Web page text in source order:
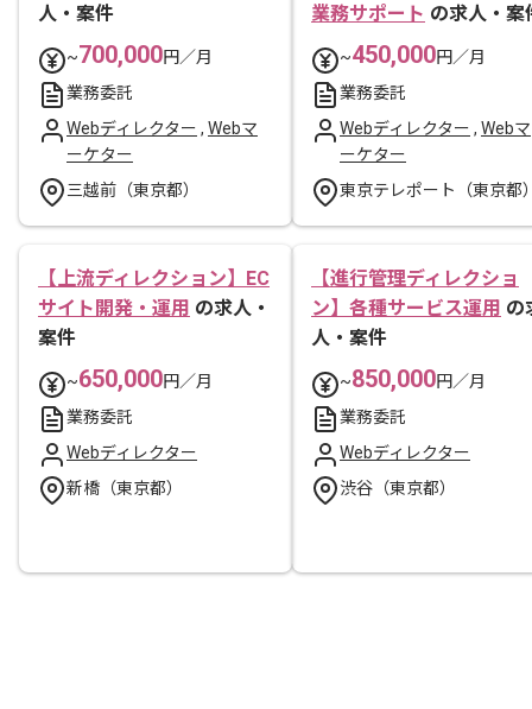
人・案件
~700,000円／月
業務委託
Webディレクター , Webマ
ーケター
三越前（東京都）
業務サポート の求人・案
~450,000円／月
業務委託
Webディレクター , Webマ
ーケター
東京テレポート（東京都
【上流ディレクション】EC
サイト開発・運用 の求人・
案件
~650,000円／月
業務委託
Webディレクター
新橋（東京都）
【進行管理ディレクショ
ン】各種サービス運用 の
人・案件
~850,000円／月
業務委託
Webディレクター
渋谷（東京都）